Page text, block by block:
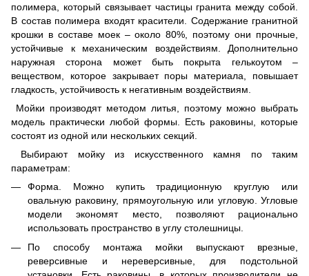
полимера, который связывает частицы гранита между собой.
В состав полимера входят красители. Содержание гранитной
крошки в составе моек – около 80%, поэтому они прочные,
устойчивые к механическим воздействиям. Дополнительно
наружная сторона может быть покрыта гелькоутом –
веществом, которое закрывает поры материала, повышает
гладкость, устойчивость к негативным воздействиям.
Мойки производят методом литья, поэтому можно выбрать
модель практически любой формы. Есть раковины, которые
состоят из одной или нескольких секций.
Выбирают мойку из искусственного камня по таким
параметрам:
Форма. Можно купить традиционную круглую или
овальную раковину, прямоугольную или угловую. Угловые
модели экономят место, позволяют рационально
использовать пространство в углу столешницы.
По способу монтажа мойки выпускают врезные,
реверсивные и нереверсивные, для подстольной